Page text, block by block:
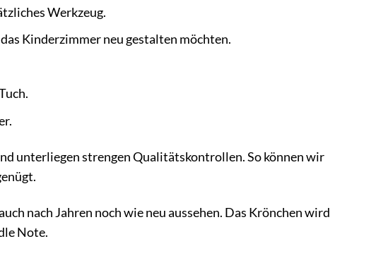
Werkzeug.
Kinderzimmer neu gestalten möchten.
unterliegen strengen Qualitätskontrollen. So können wir
nach Jahren noch wie neu aussehen. Das Krönchen wird
Note.